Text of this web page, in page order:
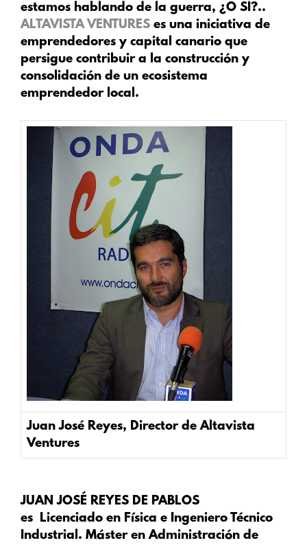
estamos hablando de la guerra, ¿O SÍ?..
ALTAVISTA VENTURES es una iniciativa de
emprendedores y capital canario que
persigue contribuir a la construcción y
consolidación de un ecosistema
emprendedor local.
Juan José Reyes, Director de Altavista
Ventures
JUAN JOSÉ REYES DE PABLOS
es Licenciado en Física e Ingeniero Técnico
Industrial. Máster en Administración de